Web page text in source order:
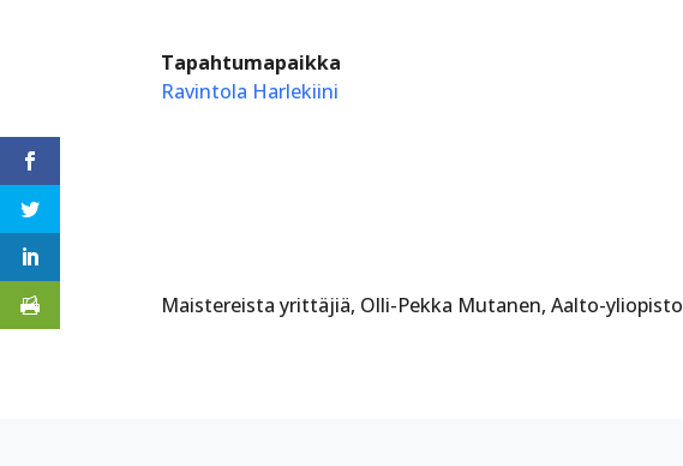
Tapahtumapaikka
Ravintola Harlekiini
Maistereista yrittäjiä, Olli-Pekka Mutanen, Aalto-yliopisto